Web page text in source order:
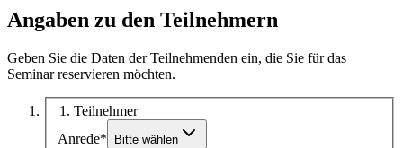
Angaben zu den Teilnehmern
Geben Sie die Daten der Teilnehmenden ein, die Sie für das
Seminar reservieren möchten.
1 . Teilnehmer
Anrede* Bitte wählen